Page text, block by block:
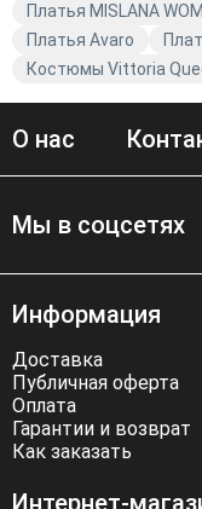
Платья MISLANA
Платья Avaro
Костюмы Vittoria
О нас
Мы в соцсетях
Информация
Доставка
Публичная оферта
Оплата
Гарантии и возврат
Как заказать